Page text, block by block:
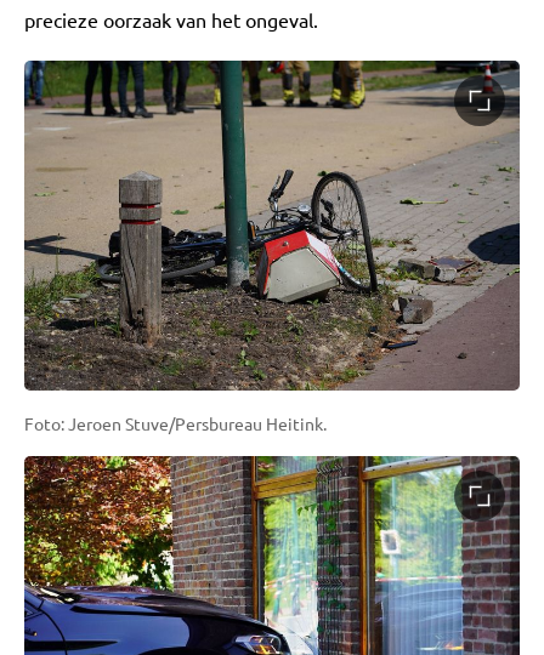
precieze oorzaak van het ongeval.
Foto: Jeroen Stuve/Persbureau Heitink.